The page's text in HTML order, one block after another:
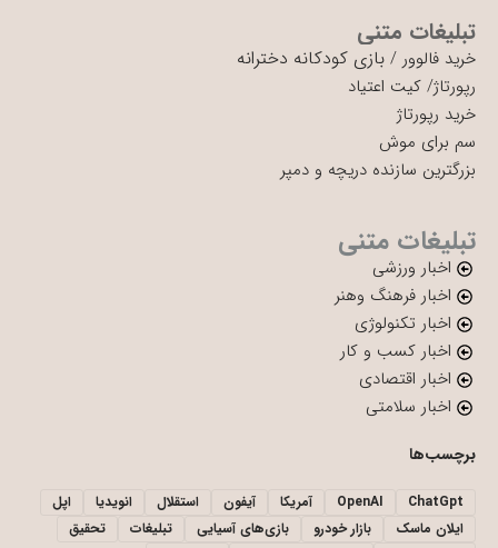
تبلیغات متنی
خرید فالوور / بازی کودکانه دخترانه
رپورتاژ/ کیت اعتیاد
خرید رپورتاژ
سم برای موش
بزرگترین سازنده دریچه و دمپر
تبلیغات متنی
اخبار ورزشی
اخبار فرهنگ وهنر
اخبار تکنولوژی
اخبار کسب و کار
اخبار اقتصادی
اخبار سلامتی
برچسب‌ها
ChatGpt
OpenAI آمریکا آیفون استقلال انویدیا
اپل
ایلان ماسک
بازار خودرو بازی‌های آسیایی تبلیغات
تحقیق